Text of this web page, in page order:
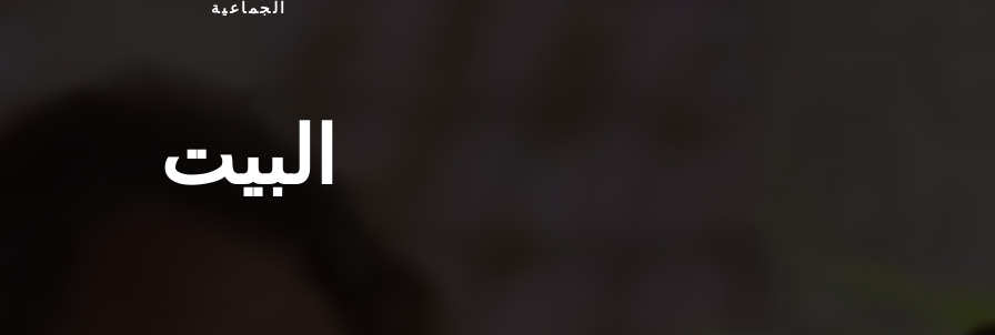
الجماعية
البيت